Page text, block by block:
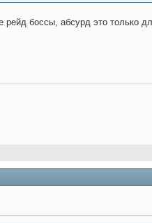
боссы, абсурд это только